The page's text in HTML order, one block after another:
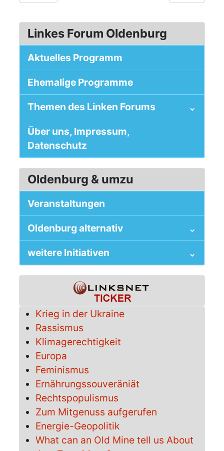
Linkes Forum Oldenburg
Aktuelles Programm
Ehemalige Programme
Themen des Linken Forums
Über uns, Impressum,
Datenschutz
Oldenburg & umzu
Veranstaltungen
Oldenburg alternativ
weitere Initiativen
Krieg in der Ukraine
Rassismus
Klimagerechtigkeit
Europa
Feminismus
Ernährungssouveräniät
Rechtspopulismus
Zum Mitgenuss aufgerufen
Energie-Geopolitik
What can an Old Mine tell us About